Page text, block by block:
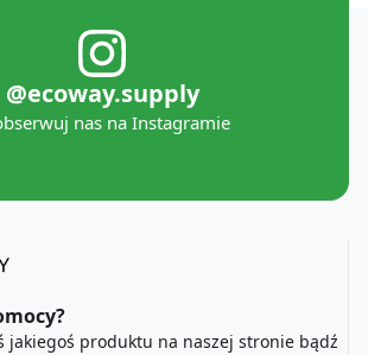
@ecoway.supply
nas na Instagramie
jakiegoś produktu na naszej stronie bądź